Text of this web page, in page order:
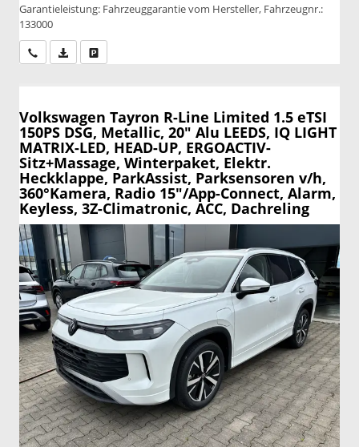
Garantieleistung: Fahrzeuggarantie vom Hersteller, Fahrzeugnr.:
133000
Wir rufen Sie anPDF-Datei, Fahrzeugexposé drucken
Volkswagen Tayron R-Line Limited 1.5 eTSI
150PS DSG, Metallic, 20" Alu LEEDS, IQ LIGHT
MATRIX-LED, HEAD-UP, ERGOACTIV-
Sitz+Massage, Winterpaket, Elektr.
Heckklappe, ParkAssist, Parksensoren v/h,
360°Kamera, Radio 15"/App-Connect, Alarm,
Keyless, 3Z-Climatronic, ACC, Dachreling